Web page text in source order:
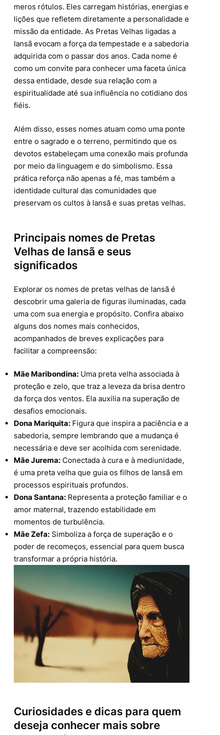
meros rótulos. Eles carregam histórias, energias e
lições que refletem diretamente a personalidade e
missão da entidade. As Pretas Velhas ligadas a
Iansã evocam a força da tempestade e a sabedoria
adquirida com o passar dos anos. Cada nome é
como um convite para conhecer uma faceta única
dessa entidade, desde sua relação com a
espiritualidade até sua influência no cotidiano dos
fiéis.
Além disso, esses nomes atuam como uma ponte
entre o sagrado e o terreno, permitindo que os
devotos estabeleçam uma conexão mais profunda
por meio da linguagem e do simbolismo. Essa
prática reforça não apenas a fé, mas também a
identidade cultural das comunidades que
preservam os cultos à Iansã e suas pretas velhas.
Principais nomes de Pretas
Velhas de Iansã e seus
significados
Explorar os nomes de pretas velhas de Iansã é
descobrir uma galeria de figuras iluminadas, cada
uma com sua energia e propósito. Confira abaixo
alguns dos nomes mais conhecidos,
acompanhados de breves explicações para
facilitar a compreensão:
Mãe Maribondina: Uma preta velha associada à
proteção e zelo, que traz a leveza da brisa dentro
da força dos ventos. Ela auxilia na superação de
desafios emocionais.
Dona Mariquita: Figura que inspira a paciência e a
sabedoria, sempre lembrando que a mudança é
necessária e deve ser acolhida com serenidade.
Mãe Jurema: Conectada à cura e à mediunidade,
é uma preta velha que guia os filhos de Iansã em
processos espirituais profundos.
Dona Santana: Representa a proteção familiar e o
amor maternal, trazendo estabilidade em
momentos de turbulência.
Mãe Zefa: Simboliza a força de superação e o
poder de recomeços, essencial para quem busca
transformar a própria história.
Curiosidades e dicas para quem
deseja conhecer mais sobre